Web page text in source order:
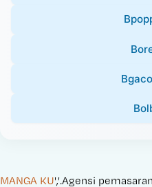
MANGA KU','.Agensi